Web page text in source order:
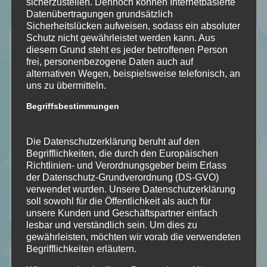
Kategorien
Allgemein
Bookish – Bingo
Mit Humor genommen
Neuzugänge
Rezension
Top Ten Thursday
Aktuelle Beiträge
sicherzustellen. Dennoch können Internetbasierte
Datenübertragungen grundsätzlich
Sicherheitslücken aufweisen, sodass ein absoluter
Schutz nicht gewährleistet werden kann. Aus
diesem Grund steht es jeder betroffenen Person
frei, personenbezogene Daten auch auf
alternativen Wegen, beispielsweise telefonisch, an
uns zu übermitteln.
Begriffsbestimmungen
Die Datenschutzerklärung beruht auf den
Begrifflichkeiten, die durch den Europäischen
Richtlinien- und Verordnungsgeber beim Erlass
der Datenschutz-Grundverordnung (DS-GVO)
verwendet wurden. Unsere Datenschutzerklärung
soll sowohl für die Öffentlichkeit als auch für
unsere Kunden und Geschäftspartner einfach
lesbar und verständlich sein. Um dies zu
gewährleisten, möchten wir vorab die verwendeten
Begrifflichkeiten erläutern.